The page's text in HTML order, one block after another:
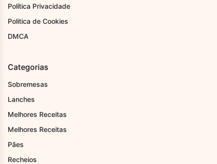
Política Privacidade
Politica de Cookies
DMCA
Categorias
Sobremesas
Lanches
Melhores Receitas
Melhores Receitas
Pães
Recheios